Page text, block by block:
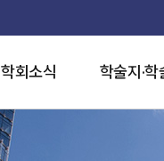
학회소식 학술지·학